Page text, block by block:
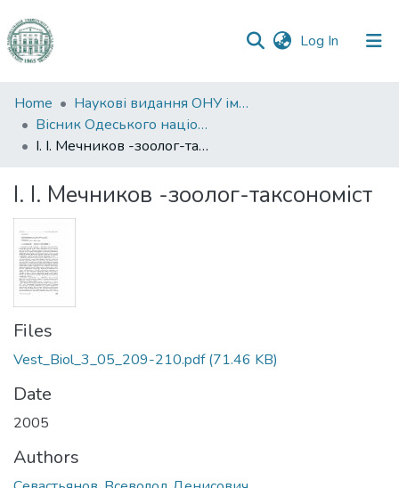
Log In (current)
Communities
&
Collections
Statistics
Home
Наукові видання ОНУ імені І. І. Мечникова
Вісник Одеського національного університету. Біологія
І. І. Мечников -зоолог-таксономіст
І. І. Мечников -зоолог-таксономіст
Files
Vest_Biol_3_05_209-210.pdf(71.46 KB)
Date
2005
Authors